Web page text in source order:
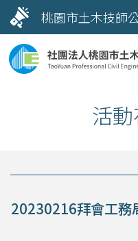
桃園市土木技師
活
20230216拜會工務